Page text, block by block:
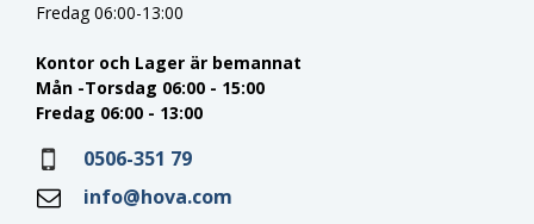
Fredag 06:00-13:00
Kontor och Lager är bemannat
Mån -Torsdag 06:00 - 15:00
Fredag 06:00 - 13:00
0506-351 79
info@hova.com